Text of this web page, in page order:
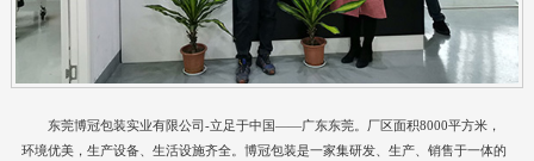
东莞博冠包装实业有限公司-立足于中国——广东东莞。厂区面积8000平方米，
环境优美，生产设备、生活设施齐全。博冠包装是一家集研发、生产、销售于一体的